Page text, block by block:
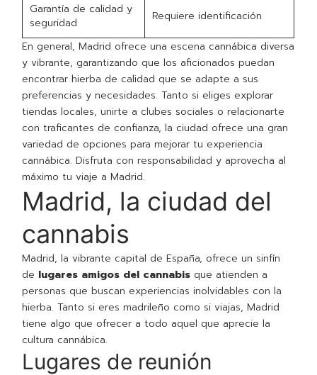
Garantía de calidad y
seguridad
Requiere identificación
En general, Madrid ofrece una escena cannábica diversa
y vibrante, garantizando que los aficionados puedan
encontrar hierba de calidad que se adapte a sus
preferencias y necesidades. Tanto si eliges explorar
tiendas locales, unirte a clubes sociales o relacionarte
con traficantes de confianza, la ciudad ofrece una gran
variedad de opciones para mejorar tu experiencia
cannábica. Disfruta con responsabilidad y aprovecha al
máximo tu viaje a Madrid.
Madrid, la ciudad del
cannabis
Madrid, la vibrante capital de España, ofrece un sinfín
de lugares amigos del cannabis que atienden a
personas que buscan experiencias inolvidables con la
hierba. Tanto si eres madrileño como si viajas, Madrid
tiene algo que ofrecer a todo aquel que aprecie la
cultura cannábica.
Lugares de reunión